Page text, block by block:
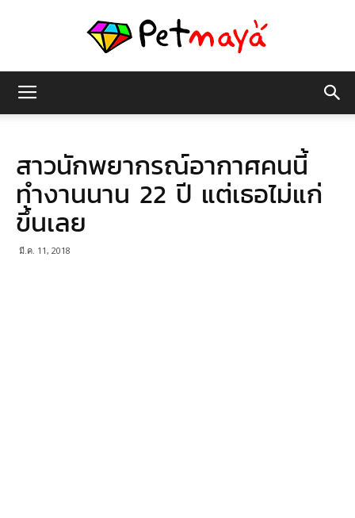
มายา
สาวนักพยากรณ์อากาศคนนี้
ทำงานนาน 22 ปี แต่เธอไม่แก่
ขึ้นเลย
มี.ค. 11, 2018